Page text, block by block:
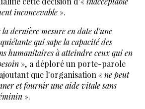
inconcevable».
la dernière mesure en date d'une
qui sape la capacité des
humanitaires à atteindre ceux qui en
», a déploré un porte-parole
que l'organisation «ne peut
et fournir une aide vitale sans
».